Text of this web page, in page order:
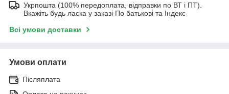
Укрпошта (100% передоплата, відправки по ВТ і ПТ).
Вкажіть будь ласка у заказі По батькові та Індекс
Всі умови доставки
Умови оплати
Післяплата